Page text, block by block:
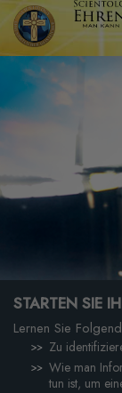
STARTEN SIE
Lernen Sie
Zu
Wie man
tun ist, um